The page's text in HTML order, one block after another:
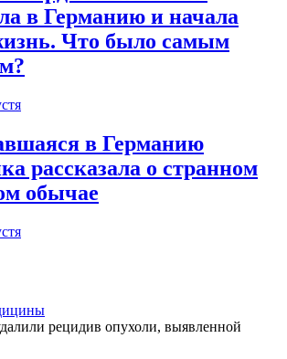
в Германию и начала
Что было самым
в Германию
рассказала о странном
обычае
рецидив опухоли, выявленной